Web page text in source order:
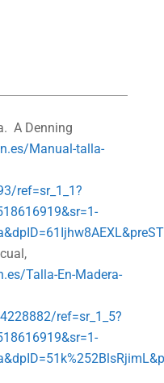
A Denning
Manual-talla-
ref=sr_1_1?
Talla-En-Madera-
ref=sr_1_5?